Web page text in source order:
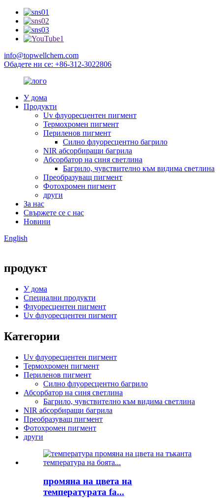
info@topwellchem.com
Обадете ни се: +86-312-3022806
У дома
Продукти
Uv флуоресцентен пигмент
Термохромен пигмент
Периленов пигмент
Силно флуоресцентно багрило
NIR абсорбиращи багрила
Абсорбатор на синя светлина
Багрило, чувствително към видима светлина
Преобразуващ пигмент
Фотохромен пигмент
други
За нас
Свържете се с нас
Новини
English
продукт
У дома
Специални продукти
Флуоресцентен пигмент
Uv флуоресцентен пигмент
Категории
Uv флуоресцентен пигмент
Термохромен пигмент
Периленов пигмент
Силно флуоресцентно багрило
Абсорбатор на синя светлина
Багрило, чувствително към видима светлина
NIR абсорбиращи багрила
Преобразуващ пигмент
Фотохромен пигмент
други
промяна на цвета на
температурата fa...